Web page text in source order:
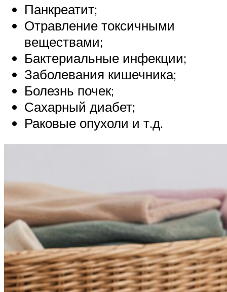
Панкреатит;
Отравление токсичными
веществами;
Бактериальные инфекции;
Заболевания кишечника;
Болезнь почек;
Сахарный диабет;
Раковые опухоли и т.д.